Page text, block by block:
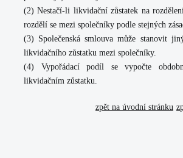
(2) Nestačí-li likvidační zůstatek na
rozdělí se mezi společníky podle stejných
(3) Společenská smlouva může stanovit
likvidačního zůstatku mezi společníky.
(4) Vypořádací podíl se vypočte
likvidačním zůstatku.
zpět na úvodní stránku